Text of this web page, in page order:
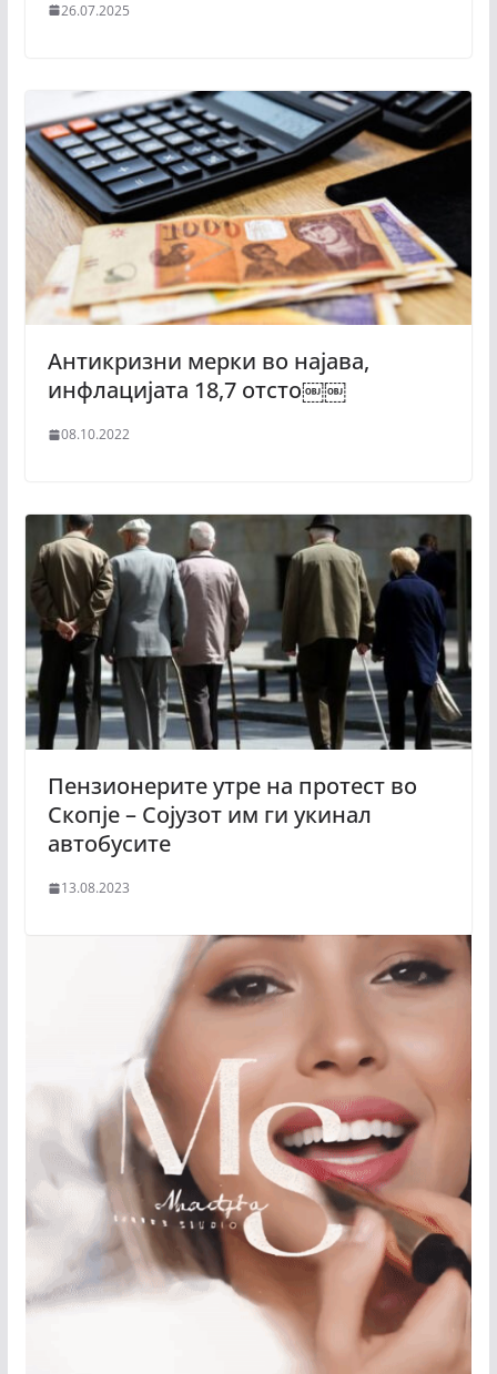
26.07.2025
Антикризни мерки во најава,
инфлацијата 18,7 отсто￼￼
08.10.2022
Пензионерите утре на протест во
Скопје – Сојузот им ги укинал
автобусите
13.08.2023